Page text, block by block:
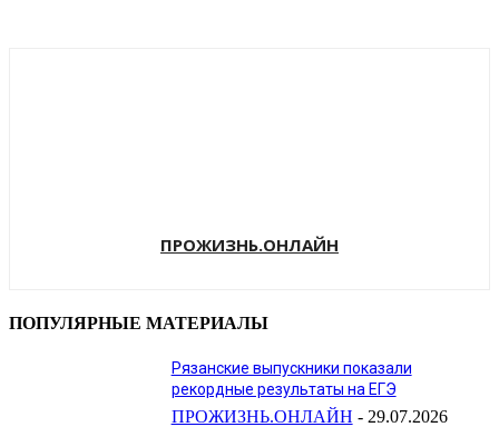
ПРОЖИЗНЬ.ОНЛАЙН
ПОПУЛЯРНЫЕ МАТЕРИАЛЫ
Рязанские выпускники показали
рекордные результаты на ЕГЭ
ПРОЖИЗНЬ.ОНЛАЙН - 29.07.2026